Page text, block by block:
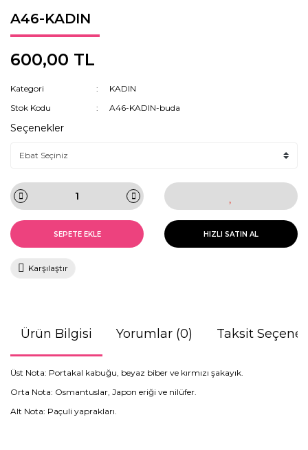
A46-KADIN
600,00 TL
Kategori
KADIN
Stok Kodu
A46-KADIN-buda
Seçenekler
SEPETE EKLE HIZLI SATIN AL
Karşılaştır
Ürün Bilgisi Yorumlar (0) Taksit
Üst Nota: Portakal kabuğu, beyaz biber ve kırmızı şakayık.
Orta Nota: Osmantuslar, Japon eriği ve nilüfer.
Alt Nota: Paçuli yaprakları.